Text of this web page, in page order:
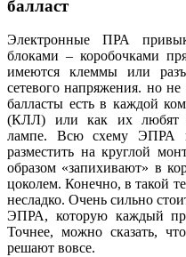
балласт
Электронные ПРА
блоками – коробочками
имеются клеммы или
сетевого напряжения. но
балласты есть в каждой
(КЛЛ) или как их любят
лампе. Всю схему ЭПРА
разместить на круглой
образом «запихивают» в
цоколем. Конечно, в такой
несладко. Очень сильно
ЭПРА, которую каждый
Точнее, можно сказать,
решают вовсе.